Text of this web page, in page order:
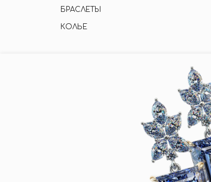
БРАСЛЕТЫ
КОЛЬЕ